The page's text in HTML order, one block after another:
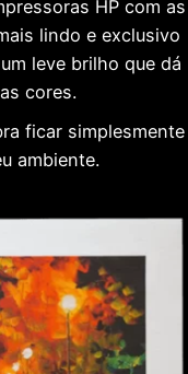
HP com as
lindo e exclusivo
leve brilho que dá
cores.
ficar simplesmente
ambiente.